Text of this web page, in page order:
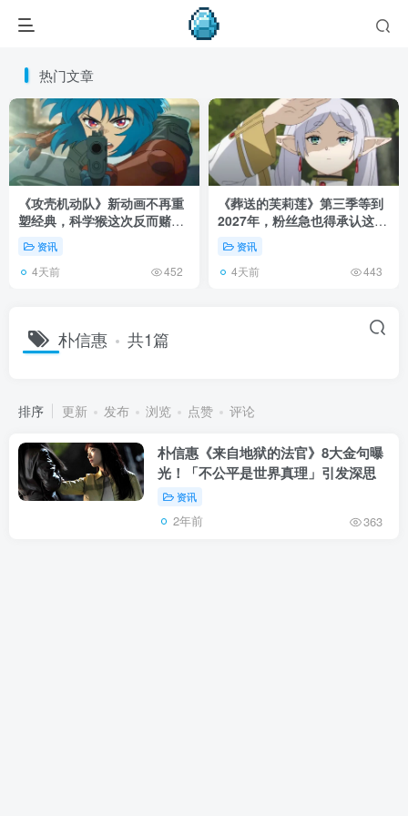
热门文章
《攻壳机动队》新动画不再重
塑经典，科学猴这次反而赌对
了！资讯
4天前 452
《葬送的芙莉莲》第三季等到
2027年，粉丝急也得承认这次
慢得有道理！
资讯
4天前 443
朴信惠 共1篇
排序 更新 发布 浏览 点赞 评论
朴信惠《来自地狱的法官》8大金句曝
光！「不公平是世界真理」引发深思
资讯
2年前 363